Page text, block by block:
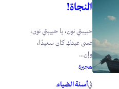
النجاة!
حبيبتي نون، يا حبيبتي نون،
عسى عيدكِ كان سعيدًا،
وإن...
هجيرة
فيأسنة الضياء.